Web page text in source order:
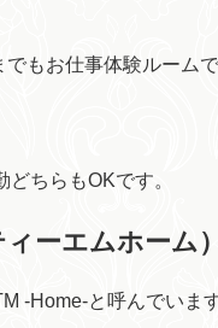
もお仕事体験ルーム
ちらもOKです。
ーエムホーム）
-Home-と呼んでい